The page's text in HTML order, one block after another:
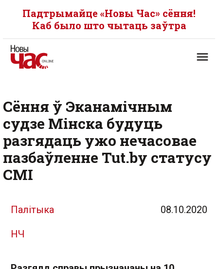
Падтрымайце «Новы Час» сёння!
Каб было што чытаць заўтра
Сёння ў Эканамічным
судзе Мінска будуць
разгядаць ужо нечасовае
пазбаўленне Tut.by статусу
СМІ
Палітыка 08.10.2020
НЧ